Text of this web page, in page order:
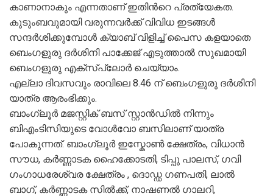
കാണാനാകും എന്നതാണ് ഇതിന്‍റെ പ്രത്യേകത.
കുടുംബവുമായി വരുന്നവർക്ക് വിവിധ ഇടങ്ങൾ
സന്ദർശിക്കുമ്പോൾ ക്യാബ് വിളിച്ച് പൈസ കളയാതെ
ബെംഗളുരു ദർശിനി പാക്കേജ് എടുത്താൽ സുഖമായി
ബെംഗളുരു എക്സ്പ്ലോർ ചെയ്യാം.
എല്ലാ ദിവസവും രാവിലെ 8.46 ന് ബെംഗളുരു ദർശിനി
യാത്ര ആരംഭിക്കും.
ബാംഗ്ലൂർ മജസ്റ്റിക് ബസ് സ്റ്റാൻഡിൽ നിന്നും
ബിഎംടിസിയുടെ വോൾവോ ബസിലാണ് യാത്ര
പോകുന്നത്. ബാംഗ്ലൂർ ഇസ്കോൺ ക്ഷേത്രം, വിധാൻ
സൗധ, കർണ്ണാടക ഹൈക്കോടതി, ടിപ്പു പാലസ്, ഗവി
ഗംഗാധരേശ്വര ക്ഷേത്രം , ദൊഡ്ഡ ഗണപതി, ലാൽ
ബാഗ്, കർണ്ണാടക സിൽക്ക്, നാഷണൽ ഗാലറി,